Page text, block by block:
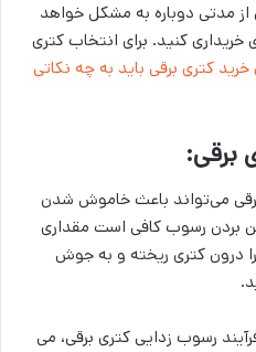
مدتی دوباره به مشکل خواهد
کنید. برای انتخاب کتری
خرید کتری برقی باید به چه نکاتی
برقی:
می­‌تواند باعث خاموش شدن
بردن رسوب کافی است مقداری
درون کتری ریخته و به جوش
رسوب زدایی کتری برقی، می­‌